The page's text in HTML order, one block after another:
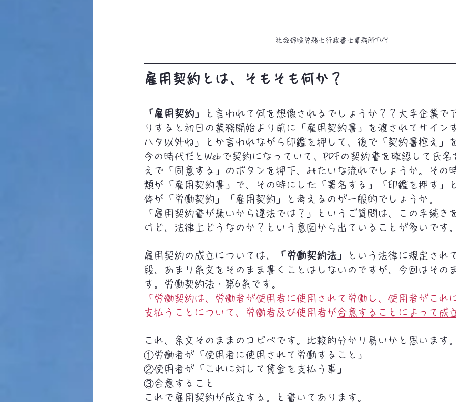
社会保険労務士行政書士事務所TVY
雇用契約とは、そもそも何か？
「雇用契約」
と言われて何を想像されるでしょうか？？大手企業で
りすると初日の業務開始より前に「雇用契約書」を渡されてサイン
ハタ以外ね」とか言われながら印鑑を押して、後で「契約書控え」
今の時代だとWebで契約になっていて、PDFの契約書を確認して氏
えで「同意する」のボタンを押下、みたいな流れでしょうか。その
類が「雇用契約書」で、その時にした「署名する」「印鑑を押す」
体が「労働契約」「雇用契約」と考えるのが一般的でしょうか。
「雇用契約書が無いから違法では？」というご質問は、この手続き
けど、法律上どうなのか？という意図から出ていることが多いです
雇用契約の成立については、 「労働契約法」
という法律に規定され
段、あまり条文をそのまま書くことはしないのですが、今回はその
す。労働契約法・第6条です。
「労働契約は、労働者が使用者に使用されて労働し、使用者がこれ
支払うことについて、労働者及び使用者が合意することによって成
これ、条文そのままのコピペです。比較的分かり易いかと思います
①労働者が「使用者に使用されて労働すること」
②使用者が「これに対して賃金を支払う事」
③合意すること
これで雇用契約が成立する。と書いてあります。